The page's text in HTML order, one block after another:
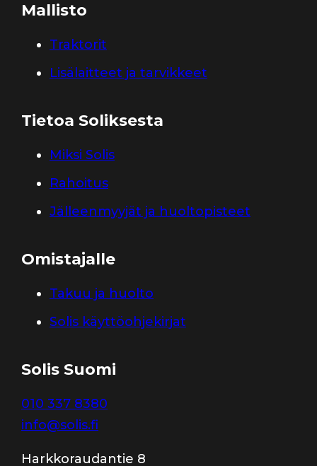
Mallisto
Traktorit
Lisälaitteet ja tarvikkeet
Tietoa Soliksesta
Miksi Solis
Rahoitus
Jälleenmyyjät ja huoltopisteet
Omistajalle
Takuu ja huolto
Solis käyttöohjekirjat
Solis Suomi
010 337 8380
info@solis.fi
Harkkoraudantie 8